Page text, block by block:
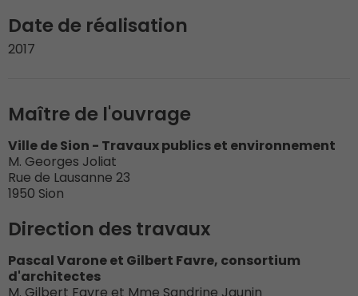
Date de réalisation
2017
Maître de l'ouvrage
Ville de Sion - Travaux publics et environnement
M. Georges Joliat
Rue de Lausanne 23
1950 Sion
Direction des travaux
Pascal Varone et Gilbert Favre, consortium
d'architectes
M. Gilbert Favre et Mme Sandrine Jaunin